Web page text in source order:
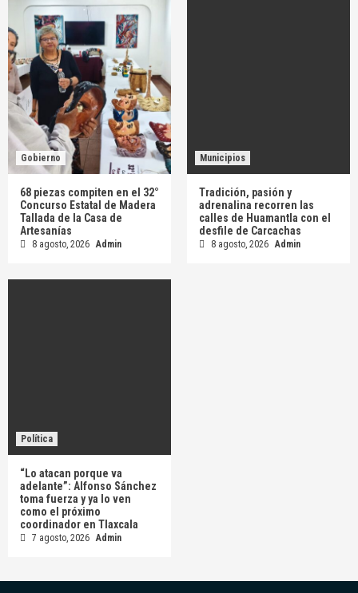
Gobierno
68 piezas compiten en el 32°
Concurso Estatal de Madera
Tallada de la Casa de
Artesanías
8 agosto, 2026 Admin
Municipios
Tradición, pasión y
adrenalina recorren las
calles de Huamantla con el
desfile de Carcachas
8 agosto, 2026 Admin
Política
“Lo atacan porque va
adelante”: Alfonso Sánchez
toma fuerza y ya lo ven
como el próximo
coordinador en Tlaxcala
7 agosto, 2026 Admin